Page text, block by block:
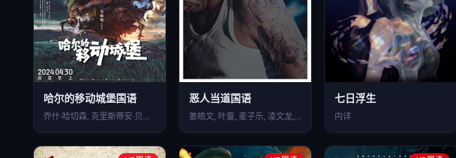
哈尔的移动城堡国语
乔什·哈切森, 克里斯蒂安·贝尔, 神木隆之介, 倍赏千…
恶人当道国语
姜皓文, 叶童, 麦子乐, 凌文龙, 张松枝, 周祉君,…
七日浮生
内详